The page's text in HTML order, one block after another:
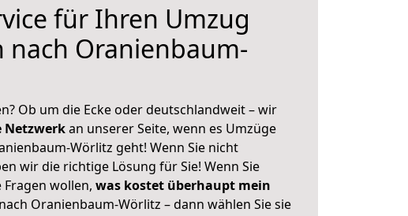
für Ihren Umzug
nach Oranienbaum-
Ob um die Ecke oder deutschlandweit – wir
Netzwerkan unserer Seite, wenn es Umzüge
Wörlitz geht! Wenn Sie nicht
wir die richtige Lösung für Sie! Wenn Sie
wollen, was kostet überhaupt mein
Oranienbaum-Wörlitz – dann wählen Sie sie